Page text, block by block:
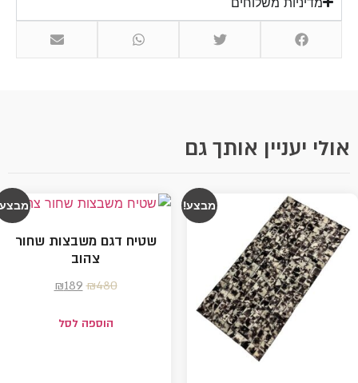
אולי יעניין אותך גם
מבצע! מבצע!
שטיח דגם משבצות שחור
צהוב
₪480
₪189
הוספה לסל